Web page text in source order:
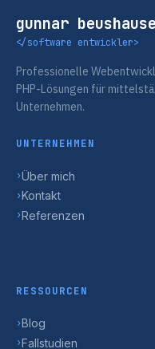
gunnar
</software entwickler>
Professionelle
PHP-Lösungen für
Unternehmen.
UNTERNEHMEN
›Über mich
›Kontakt
›Referenzen
RESSOURCEN
›Blog
›Fallstudien